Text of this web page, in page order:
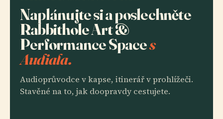
Naplánujte si a poslechněte
Rabbithole Art &
Performance Spaces
Audiala.
Audioprůvodce v kapse, itinerář v prohlížeči.
Stavěné na to, jak doopravdy cestujete.